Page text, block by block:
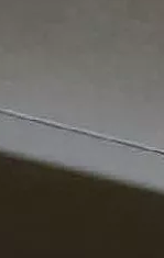
специалистов
и юристов.
и консультации
новостройке
за строительные
за просрочку по
суд